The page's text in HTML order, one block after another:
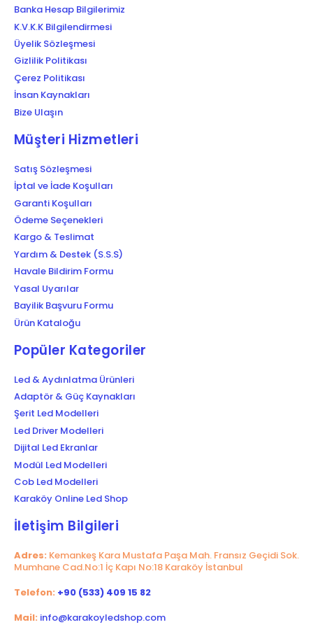
Banka Hesap Bilgilerimiz
K.V.K.K Bilgilendirmesi
Üyelik Sözleşmesi
Gizlilik Politikası
Çerez Politikası
İnsan Kaynakları
Bize Ulaşın
Müşteri Hizmetleri
Satış Sözleşmesi
İptal ve İade Koşulları
Garanti Koşulları
Ödeme Seçenekleri
Kargo & Teslimat
Yardım & Destek (S.S.S)
Havale Bildirim Formu
Yasal Uyarılar
Bayilik Başvuru Formu
Ürün Kataloğu
Popüler Kategoriler
Led & Aydınlatma Ürünleri
Adaptör & Güç Kaynakları
Şerit Led Modelleri
Led Driver Modelleri
Dijital Led Ekranlar
Modül Led Modelleri
Cob Led Modelleri
Karaköy Online Led Shop
İletişim Bilgileri
Adres: Kemankeş Kara Mustafa Paşa Mah. Fransız Geçidi Sok.
Mumhane Cad.No:1 İç Kapı No:18 Karaköy İstanbul
Telefon: +90 (533) 409 15 82
Mail: info@karakoyledshop.com